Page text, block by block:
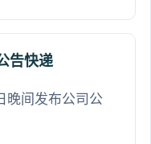
告快递
晚间发布公司公